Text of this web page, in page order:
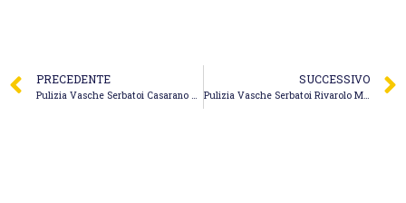
PRECEDENTE
Pulizia Vasche Serbatoi Casarano – Spurgo Canal Jet
SUCCESSIVO
Pulizia Vasche Serbatoi Rivarolo Mantovano – Metalser – Idrosanitaria e Autospurgo